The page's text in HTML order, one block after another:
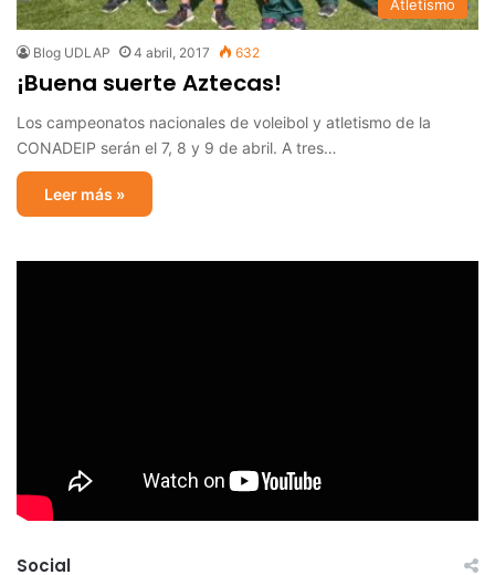
Atletismo
Blog UDLAP 4 abril, 2017 632
¡Buena suerte Aztecas!
Los campeonatos nacionales de voleibol y atletismo de la
CONADEIP serán el 7, 8 y 9 de abril. A tres…
Leer más »
Social